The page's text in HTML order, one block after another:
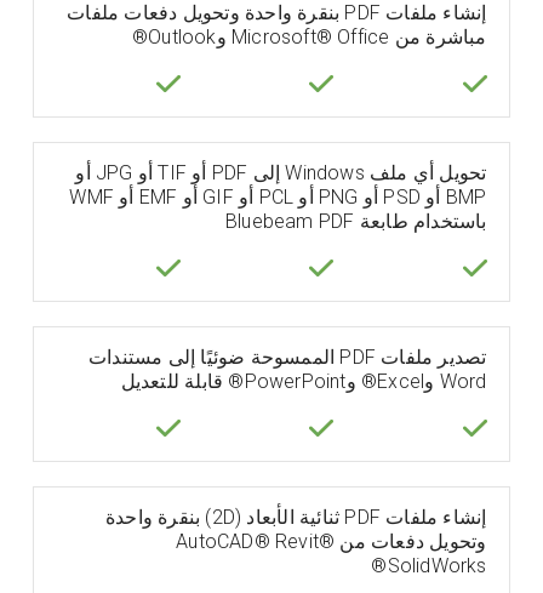
إنشاء ملفات PDF بنقرة واحدة وتحويل دفعات ملفات
مباشرة من Microsoft® Office وOutlook®
تحويل أي ملف Windows إلى PDF أو TIF أو JPG أو
BMP أو PSD أو PNG أو PCL أو GIF أو EMF أو WMF
باستخدام طابعة Bluebeam PDF
تصدير ملفات PDF الممسوحة ضوئيًا إلى مستندات
Word وExcel® وPowerPoint® قابلة للتعديل
إنشاء ملفات PDF ثنائية الأبعاد (2D) بنقرة واحدة
وتحويل دفعات من AutoCAD® Revit®
SolidWorks®